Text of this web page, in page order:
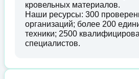
кровельных материалов.
Наши ресурсы: 300
организаций; более 200
техники; 2500
специалистов.